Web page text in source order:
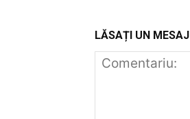
LĂSAȚI UN MESAJ